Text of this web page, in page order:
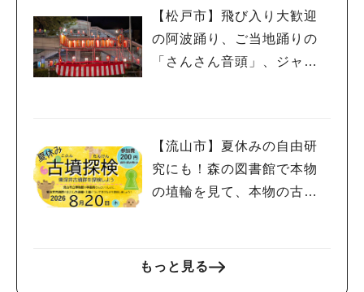
【松戸市】飛び入り大歓迎
の阿波踊り、ご当地踊りの
「さんさん音頭」、ジャ
【流山市】夏休みの自由研
究にも！森の図書館で本物
の埴輪を見て、本物の古墳
もっと見る